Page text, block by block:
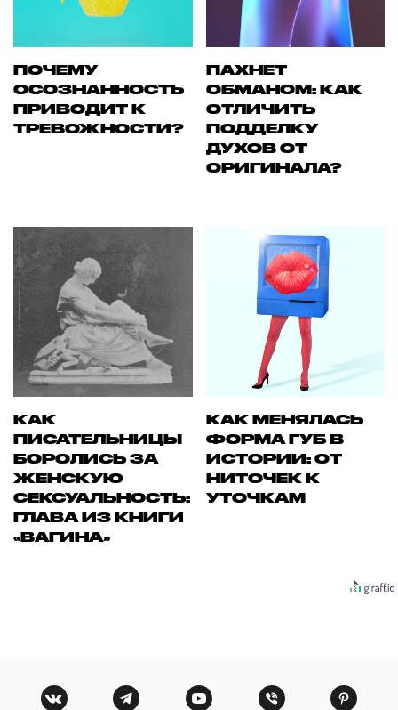
ПОЧЕМУ
ОСОЗНАННОСТЬ
ПРИВОДИТ К
ТРЕВОЖНОСТИ?
ПАХНЕТ
ОБМАНОМ: КАК
ОТЛИЧИТЬ
ПОДДЕЛКУ
ДУХОВ ОТ
ОРИГИНАЛА?
КАК
ПИСАТЕЛЬНИЦЫ
БОРОЛИСЬ ЗА
ЖЕНСКУЮ
СЕКСУАЛЬНОСТЬ:
ГЛАВА ИЗ КНИГИ
«ВАГИНА»
КАК МЕНЯЛАСЬ
ФОРМА ГУБ В
ИСТОРИИ: ОТ
НИТОЧЕК К
УТОЧКАМ